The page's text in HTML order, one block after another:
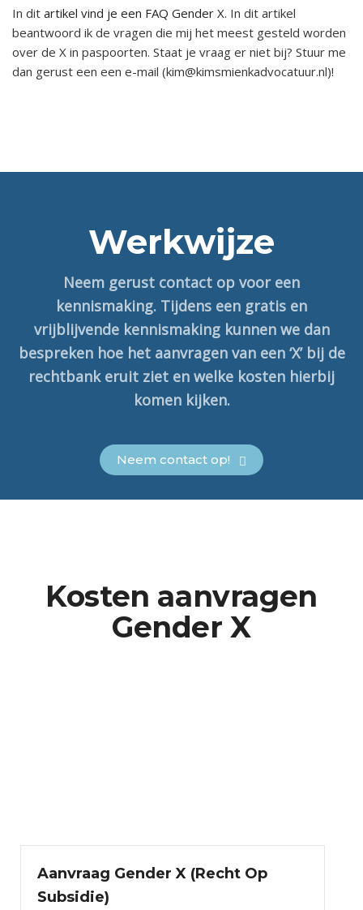
In dit artikel vind je een FAQ Gender X. In dit artikel
beantwoord ik de vragen die mij het meest gesteld worden
over de X in paspoorten. Staat je vraag er niet bij? Stuur me
dan gerust een een e-mail (kim@kimsmienkadvocatuur.nl)!
Werkwijze
Neem gerust contact op voor een
kennismaking. Tijdens een gratis en
vrijblijvende kennismaking kunnen we dan
bespreken hoe het aanvragen van een ‘X’ bij de
rechtbank eruit ziet en welke kosten hierbij
komen kijken.
Neem contact op!
Kosten aanvragen
Gender X
Aanvraag Gender X (recht Op
Subsidie)